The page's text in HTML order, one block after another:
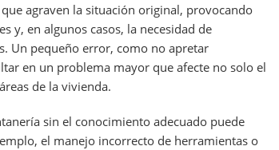
agraven la situación original, provocando
y, en algunos casos, la necesidad de
Un pequeño error, como no apretar
en un problema mayor que afecte no solo el
de la vivienda.
sin el conocimiento adecuado puede
el manejo incorrecto de herramientas o